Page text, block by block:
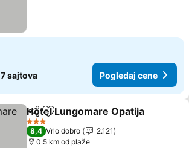
7 sajtova Pogledaj cene
Deli Dodati u favorite
Hotel Lungomare Opatija
3 Zvezdice
8,4 Vrlo dobro
2.121
0.5 km od plaže